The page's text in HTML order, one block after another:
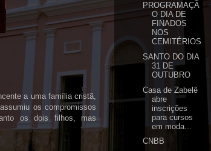
a uma família cristã,
os compromissos
os dois filhos, mas
PROGRAMAÇÃ
O DIA DE
FINADOS
NOS
CEMITÉRIOS
SANTO DO DIA
31 DE
OUTUBRO
Casa de Zabelê
abre
inscrições
para cursos
em moda...
CNBB